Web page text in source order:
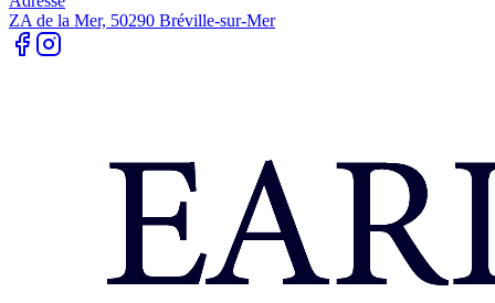
ZA de la Mer, 50290 Bréville-sur-Mer